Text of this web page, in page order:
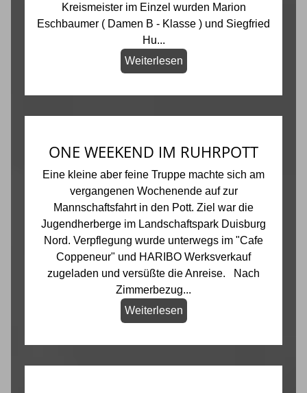
Kreismeister im Einzel wurden Marion
Eschbaumer ( Damen B - Klasse ) und Siegfried
Hu...
Weiterlesen
ONE WEEKEND IM RUHRPOTT
Eine kleine aber feine Truppe machte sich am
vergangenen Wochenende auf zur
Mannschaftsfahrt in den Pott. Ziel war die
Jugendherberge im Landschaftspark Duisburg
Nord. Verpflegung wurde unterwegs im "Cafe
Coppeneur" und HARIBO Werksverkauf
zugeladen und versüßte die Anreise. Nach
Zimmerbezug...
Weiterlesen